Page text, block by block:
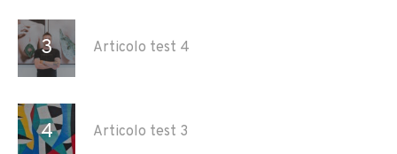
Articolo test 4
Articolo test 3